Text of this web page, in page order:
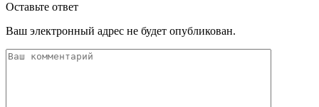
Оставьте ответ
Ваш электронный адрес не будет опубликован.